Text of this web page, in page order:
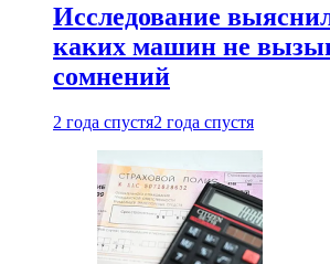
Исследование
каких машин не
сомнений
2 года спустя2 года спустя